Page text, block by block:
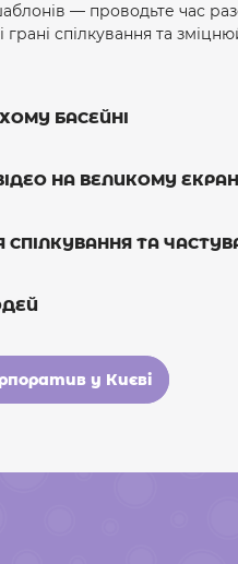
— проводьте час
грані спілкування та
БАСЕЙНІ
НА ВЕЛИКОМУ
СПІЛКУВАННЯ ТА
у Києві